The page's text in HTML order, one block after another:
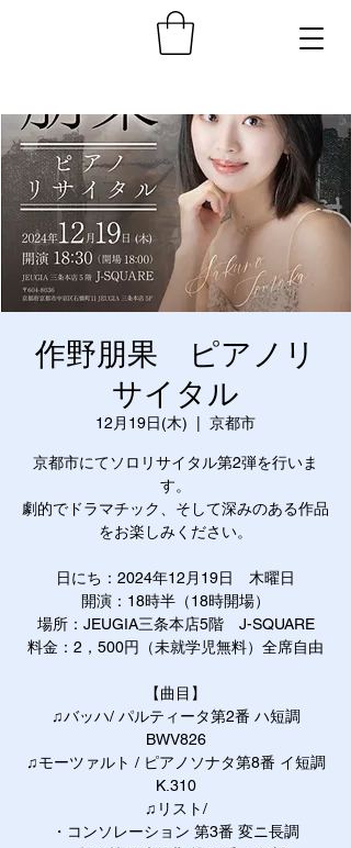
作野朋果 ピアノリ
サイタル
12月19日(木) 京都市
京都市にてソロリサイタル第2弾を行いま
す。
劇的でドラマチック、そして深みのある作品
をお楽しみください。
日にち：2024年12月19日 木曜日
開演：18時半（18時開場）
場所：JEUGIA三条本店5階 J-SQUARE
料金：2，500円（未就学児無料）全席自由
【曲目】
♫バッハ/ パルティータ第2番 ハ短調
BWV826
♫モーツァルト / ピアノソナタ第8番 イ短調
K.310
♫リスト/
・コンソレーション 第3番 変ニ長調